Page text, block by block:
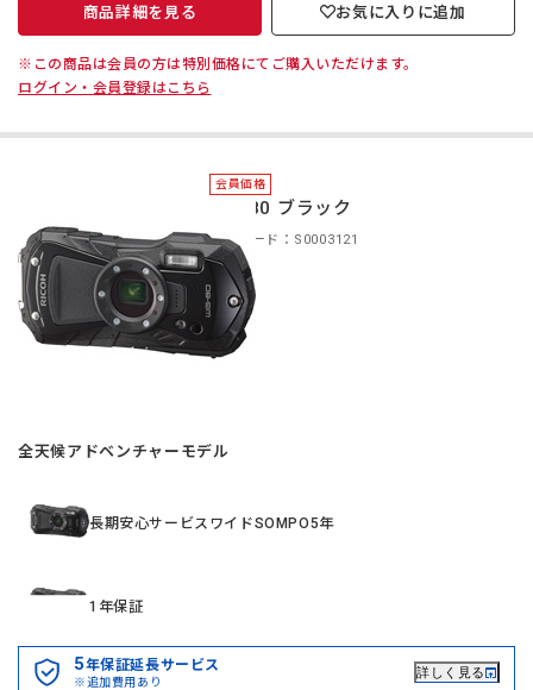
商品詳細を見る お気に入りに追加
※この商品は会員の方は特別価格にてご購入いただけます。
ログイン・会員登録はこちら
会員価格
WG-80 ブラック
商品コード：S0003121
全天候アドベンチャーモデル
長期安心サービスワイドSOMPO5年
1年保証
5年保証延長サービス
※追加費用あり
詳しく見る